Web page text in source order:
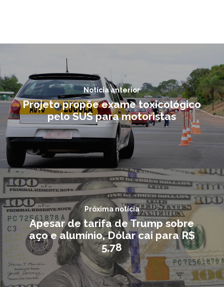
Notícia anterior
Projeto propõe exame toxicológico
pelo SUS para motoristas
Próxima notícia
Apesar de tarifa de Trump sobre
aço e alumínio, Dólar cai para R$
5,78